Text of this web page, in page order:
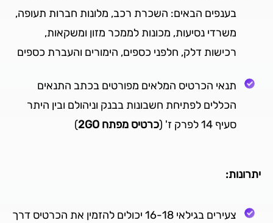
בענפים הבאים: השכרת רכב, מלונות חברות תעופה,
משרדי נסיעות, מכונות לממכר מזון ומשקאות,
רכישות דלק, חלפני כספים, הימורים והעברת כספים
תנאי הכרטיס המלאים מפורטים בכתב התנאים
הכללים לפתיחת חשבונות בבנק וניהולם ובין היתר
סעיף 14 לפרק ז' (
כרטיס מפתח 2GO )
יתרונות:
צעירים בגילאי 16-18 יכולים להזמין את הכרטיס דרך